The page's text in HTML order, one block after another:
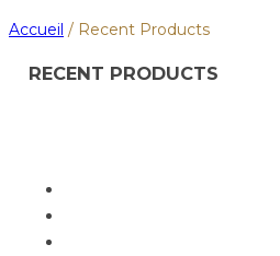
Accueil / Recent Products
RECENT PRODUCTS